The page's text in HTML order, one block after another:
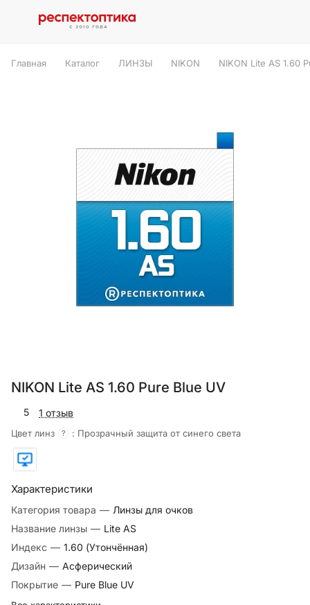
Главная Каталог ЛИНЗЫ NIKON NIKON Lite AS 1.60
NIKON Lite AS 1.60 Pure Blue UV
5 1 отзыв
Цвет линз ? : Прозрачный защита от синего света
Характеристики
Категория товара — Линзы для очков
Название линзы — Lite AS
Индекс — 1.60 (Утончённая)
Дизайн — Асферический
Покрытие — Pure Blue UV